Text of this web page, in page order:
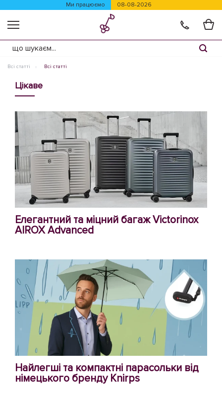
Ми працюємо 08-08-2026
Всі статті Всі статті
Цікаве
Елегантний та міцний багаж Victorinox
AIROX Advanced
Найлегші та компактні парасольки від
німецького бренду Knirps